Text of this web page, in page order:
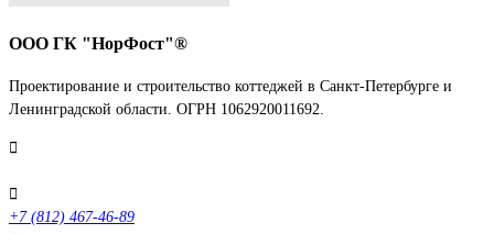
ООО ГК "НорФост"®
Проектирование и строительство коттеджей в Санкт-Петербурге и
Ленинградской области. ОГРН 1062920011692.
+7 (812) 467-46-89